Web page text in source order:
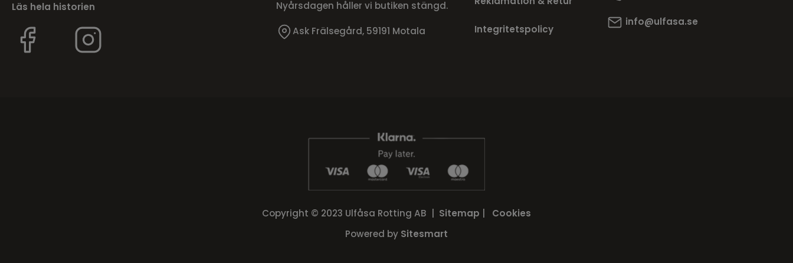
Läs hela historien
Nyårsdagen håller vi butiken stängd.
Ask Frälsegård, 59191 Motala Integritetspolicy
info@ulfasa.se
Copyright © 2023 Ulfåsa Rotting AB | Sitemap
Cookies
Powered by Sitesmart